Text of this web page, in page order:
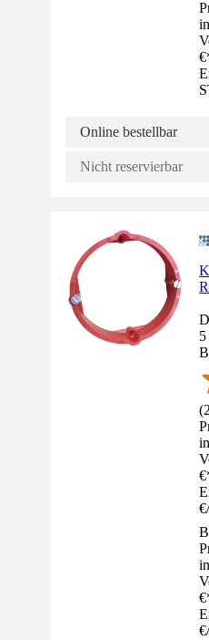
€
Online bestellbar
Nicht reservierbar
(
€
€
€
€